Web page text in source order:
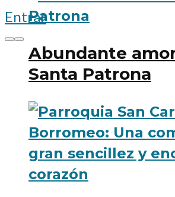
Abundante
Santa Patrona
Entrar